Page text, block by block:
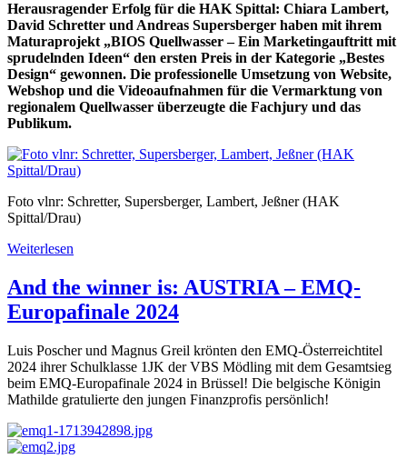
Herausragender Erfolg für die HAK Spittal: Chiara Lambert,
David Schretter und Andreas Supersberger haben mit ihrem
Maturaprojekt „BIOS Quellwasser – Ein Marketingauftritt mit
sprudelnden Ideen“ den ersten Preis in der Kategorie „Bestes
Design“ gewonnen. Die professionelle Umsetzung von Website,
Webshop und die Videoaufnahmen für die Vermarktung von
regionalem Quellwasser überzeugte die Fachjury und das
Publikum.
Foto vlnr: Schretter, Supersberger, Lambert, Jeßner (HAK
Spittal/Drau)
Weiterlesen
And the winner is: AUSTRIA – EMQ-
Europafinale 2024
Luis Poscher und Magnus Greil krönten den EMQ-Österreichtitel
2024 ihrer Schulklasse 1JK der VBS Mödling mit dem Gesamtsieg
beim EMQ-Europafinale 2024 in Brüssel! Die belgische Königin
Mathilde gratulierte den jungen Finanzprofis persönlich!